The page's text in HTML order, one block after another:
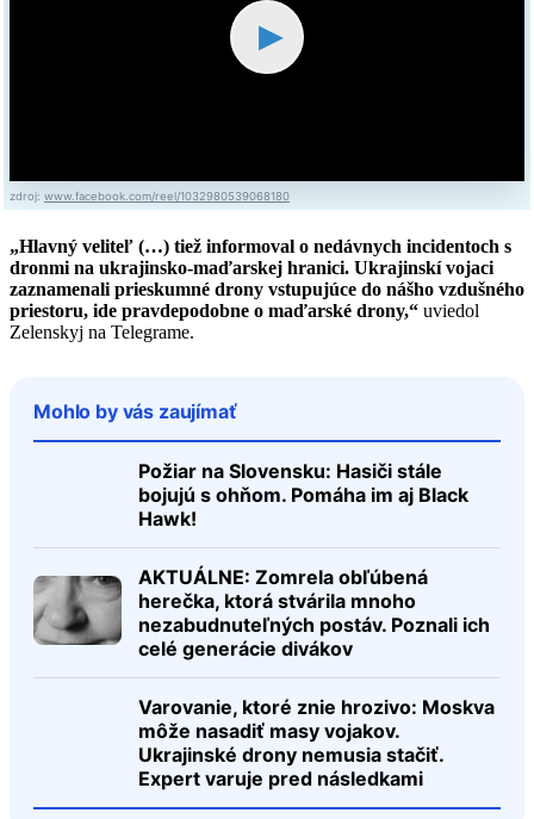
▶
zdroj: www.facebook.com/reel/1032980539068180
„Hlavný veliteľ (…) tiež informoval o nedávnych incidentoch s
dronmi na ukrajinsko-maďarskej hranici. Ukrajinskí vojaci
zaznamenali prieskumné drony vstupujúce do nášho vzdušného
priestoru, ide pravdepodobne o maďarské drony,“ uviedol
Zelenskyj na Telegrame.
Mohlo by vás zaujímať
Požiar na Slovensku: Hasiči stále
bojujú s ohňom. Pomáha im aj Black
Hawk!
AKTUÁLNE: Zomrela obľúbená
herečka, ktorá stvárila mnoho
nezabudnuteľných postáv. Poznali ich
celé generácie divákov
Varovanie, ktoré znie hrozivo: Moskva
môže nasadiť masy vojakov.
Ukrajinské drony nemusia stačiť.
Expert varuje pred následkami